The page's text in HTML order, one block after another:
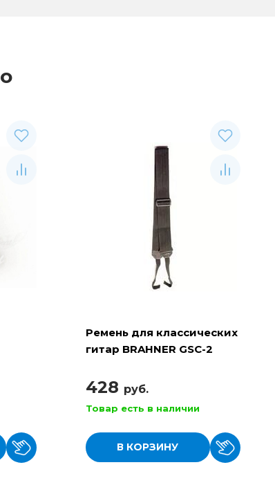
Ремень для классических
гитар BRAHNER GSC-2
428 руб.
Товар есть в наличии
В КОРЗИНУ